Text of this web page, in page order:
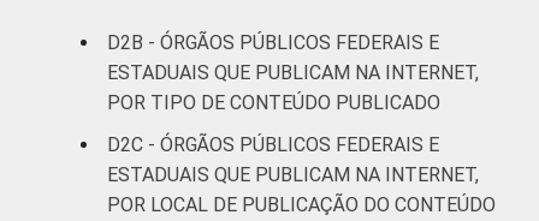
Não
57
Estudos para o Desenvolvimento da
Sociedade da Informação (Cetic.br),
Pesquisa sobre o uso das tecnologias de
D2B - ÓRGÃOS PÚBLICOS FEDERAIS E
ESTADUAIS QUE PUBLICAM NA INTERNET,
POR TIPO DE CONTEÚDO PUBLICADO
D2C - ÓRGÃOS PÚBLICOS FEDERAIS E
ESTADUAIS QUE PUBLICAM NA INTERNET,
POR LOCAL DE PUBLICAÇÃO DO CONTEÚDO